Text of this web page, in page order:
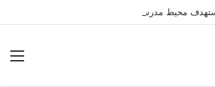
محيط مدرسة في حجر بالضالع دون خسائر